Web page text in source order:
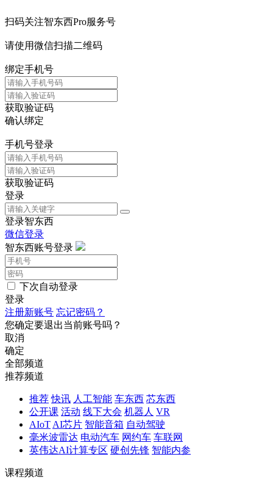
扫码关注智东西Pro服务号
请使用微信扫描二维码
绑定手机号
获取验证码
确认绑定
手机号登录
获取验证码
登录
登录智东西
微信登录
智东西账号登录
下次自动登录
登录
注册新账号 忘记密码？
您确定要退出当前账号吗？
取消
确定
全部频道
推荐频道
推荐 快讯 人工智能 车东西 芯东西
公开课 活动 线下大会 机器人 VR
AIoT AI芯片 智能音箱 自动驾驶
毫米波雷达 电动汽车 网约车 车联网
英伟达AI计算专区 硬创先锋 智能内参
课程频道